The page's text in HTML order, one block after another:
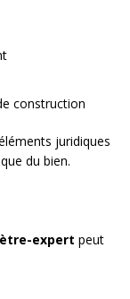
construction
juridiques
du bien.
expert peut